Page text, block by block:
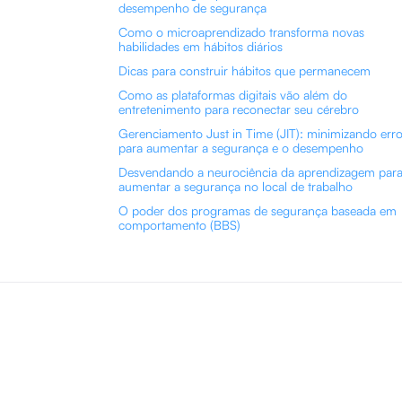
desempenho de segurança
Como o microaprendizado transforma novas
habilidades em hábitos diários
Dicas para construir hábitos que permanecem
Como as plataformas digitais vão além do
entretenimento para reconectar seu cérebro
Gerenciamento Just in Time (JIT): minimizando
para aumentar a segurança e o desempenho
Desvendando a neurociência da aprendizagem para
aumentar a segurança no local de trabalho
O poder dos programas de segurança baseada em
comportamento (BBS)